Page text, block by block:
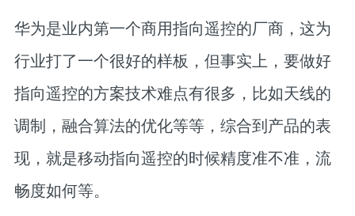
华为是业内第一个商用指向遥控的厂商，这为
行业打了一个很好的样板，但事实上，要做好
指向遥控的方案技术难点有很多，比如天线的
调制，融合算法的优化等等，综合到产品的表
现，就是移动指向遥控的时候精度准不准，流
畅度如何等。